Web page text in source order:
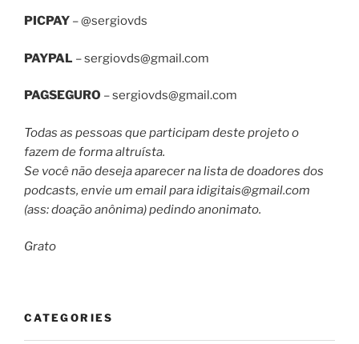
PICPAY – @sergiovds
PAYPAL –sergiovds@gmail.com
PAGSEGURO –sergiovds@gmail.com
Todas as pessoas que participam deste projeto o
fazem de forma altruísta.
Se você não deseja aparecer na lista de doadores dos
podcasts, envie um email paraidigitais@gmail.com
(ass: doação anônima) pedindo anonimato.
Grato
CATEGORIES